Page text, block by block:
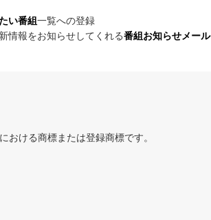
い番組 一覧への登録
情報をお知らせしてくれる番組お知らせメール
おける商標または登録商標です。